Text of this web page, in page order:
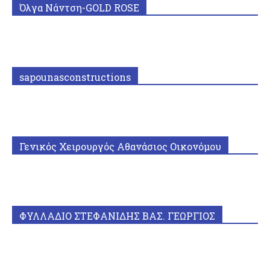
Όλγα Νάντση-GOLD ROSE
sapounasconstructions
Γενικός Χειρουργός Αθανάσιος Οικονόμου
ΦΥΛΛΑΔΙΟ ΣΤΕΦΑΝΙΔΗΣ ΒΑΣ. ΓΕΩΡΓΙΟΣ